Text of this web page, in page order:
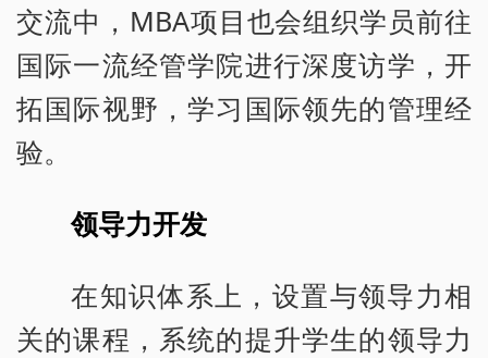
交流中，MBA项目也会组织学员前往
国际一流经管学院进行深度访学，开
拓国际视野，学习国际领先的管理经
验。
领导力开发
在知识体系上，设置与领导力相
关的课程，系统的提升学生的领导力